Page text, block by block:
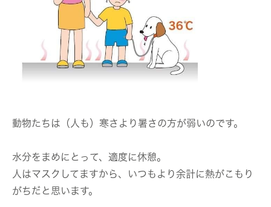
動物たちは（人も）寒さより暑さの方が弱いのです。
水分をまめにとって、適度に休憩。
人はマスクしてますから、いつもより余計に熱がこもり
がちだと思います。